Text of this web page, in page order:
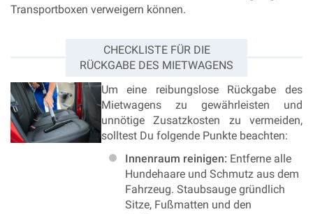
Transportboxen verweigern können.
CHECKLISTE FÜR DIE
RÜCKGABE DES MIETWAGENS
Um eine reibungslose Rückgabe des
Mietwagens zu gewährleisten und
unnötige Zusatzkosten zu vermeiden,
solltest Du folgende Punkte beachten:
Innenraum reinigen: Entferne alle
Hundehaare und Schmutz aus dem
Fahrzeug. Staubsauge gründlich
Sitze, Fußmatten und den